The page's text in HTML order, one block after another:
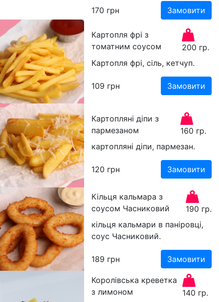
170 грн Замовити
Картопля фрі з
томатним соусом
200 гр.
Картопля фрі, сіль, кетчуп.
109 грн Замовити
Картопляні діпи з
пармезаном
160 гр.
картопляні діпи, пармезан.
120 грн Замовити
Кільця кальмара з
соусом Часниковий
190 гр.
кільця кальмари в паніровці,
соус Часниковий.
189 грн Замовити
Королівська креветка
з лимоном
140 гр.